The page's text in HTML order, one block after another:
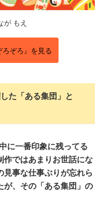
が もえ
ぞろ』を見る
た「ある集団」と
に一番印象に残ってる
作ではあまりお世話にな
事な仕事ぶりが忘れら
が、その「ある集団」の